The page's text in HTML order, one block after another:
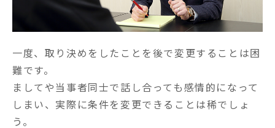
一度、取り決めをしたことを後で変更することは困
難です。
ましてや当事者同士で話し合っても感情的になって
しまい、実際に条件を変更できることは稀でしょ
う。